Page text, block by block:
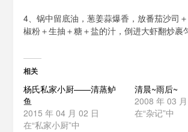
4、锅中留底油，葱姜蒜爆香，放番茄沙司
椒粉＋生抽＋糖＋盐的汁，倒进大虾翻炒裹
相关
杨氏私家小厨——清蒸鲈
鱼
2015 年 04 月 02 日
在“私家小厨”中
清晨~雨后~
2008 年 03
在“杂记”中